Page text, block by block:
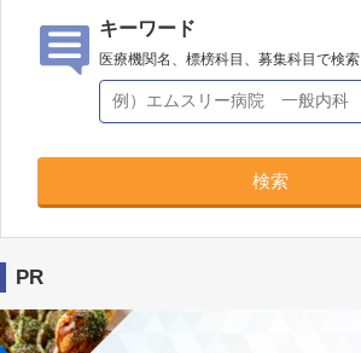
キーワード
医療機関名、標榜科目、募集科目で検索
検索
PR